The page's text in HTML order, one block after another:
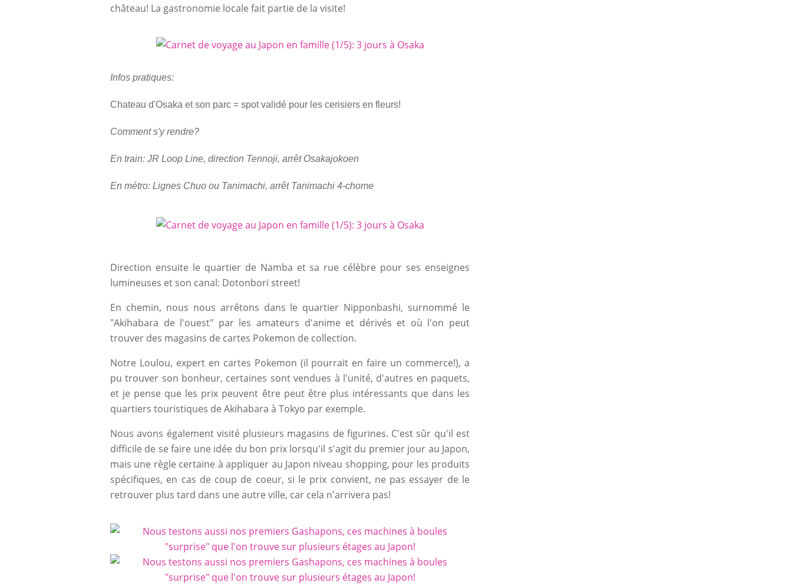
château! La gastronomie locale fait partie de la visite!
Infos pratiques:
Chateau d'Osaka et son parc = spot validé pour les cerisiers en fleurs!
Comment s'y rendre?
En train: JR Loop Line, direction Tennoji, arrêt Osakajokoen
En métro: Lignes Chuo ou Tanimachi, arrêt Tanimachi 4-chome
Direction ensuite le quartier de Namba et sa rue célèbre pour ses enseignes
lumineuses et son canal: Dotonbori street!
En chemin, nous nous arrêtons dans le quartier Nipponbashi, surnommé le
"Akihabara de l'ouest" par les amateurs d'anime et dérivés et où l'on peut
trouver des magasins de cartes Pokemon de collection.
Notre Loulou, expert en cartes Pokemon (il pourrait en faire un commerce!), a
pu trouver son bonheur, certaines sont vendues à l'unité, d'autres en paquets,
et je pense que les prix peuvent être peut être plus intéressants que dans les
quartiers touristiques de Akihabara à Tokyo par exemple.
Nous avons également visité plusieurs magasins de figurines. C'est sûr qu'il est
difficile de se faire une idée du bon prix lorsqu'il s'agit du premier jour au Japon,
mais une règle certaine à appliquer au Japon niveau shopping, pour les produits
spécifiques, en cas de coup de coeur, si le prix convient, ne pas essayer de le
retrouver plus tard dans une autre ville, car cela n'arrivera pas!